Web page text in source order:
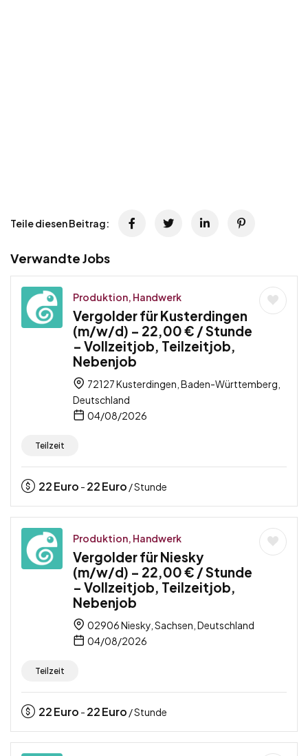
Teile diesen Beitrag:
Verwandte Jobs
Produktion, Handwerk
Vergolder für Kusterdingen
(m/w/d) – 22,00 € / Stunde
– Vollzeitjob, Teilzeitjob,
Nebenjob
72127 Kusterdingen, Baden-Württemberg,
Deutschland
04/08/2026
Teilzeit
22Euro - 22Euro / Stunde
Produktion, Handwerk
Vergolder für Niesky
(m/w/d) – 22,00 € / Stunde
– Vollzeitjob, Teilzeitjob,
Nebenjob
02906 Niesky, Sachsen, Deutschland
04/08/2026
Teilzeit
22Euro - 22Euro / Stunde